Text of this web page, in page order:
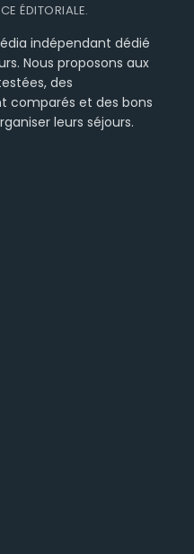
ÉDITORIALE.
indépendant dédié
Nous proposons aux
des
comparés et des bons
leurs séjours.